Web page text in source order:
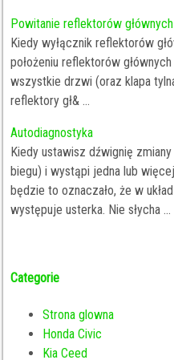
Powitanie reflektorów głównych
Kiedy wyłącznik reflektorów
położeniu reflektorów
wszystkie drzwi (oraz klapa
reflektory gł& ...
Autodiagnostyka
Kiedy ustawisz dźwignię
biegu) i wystąpi jedna lub
będzie to oznaczało, że w
występuje usterka. Nie słycha ...
Categorie
Strona glowna
Honda Civic
Kia Ceed